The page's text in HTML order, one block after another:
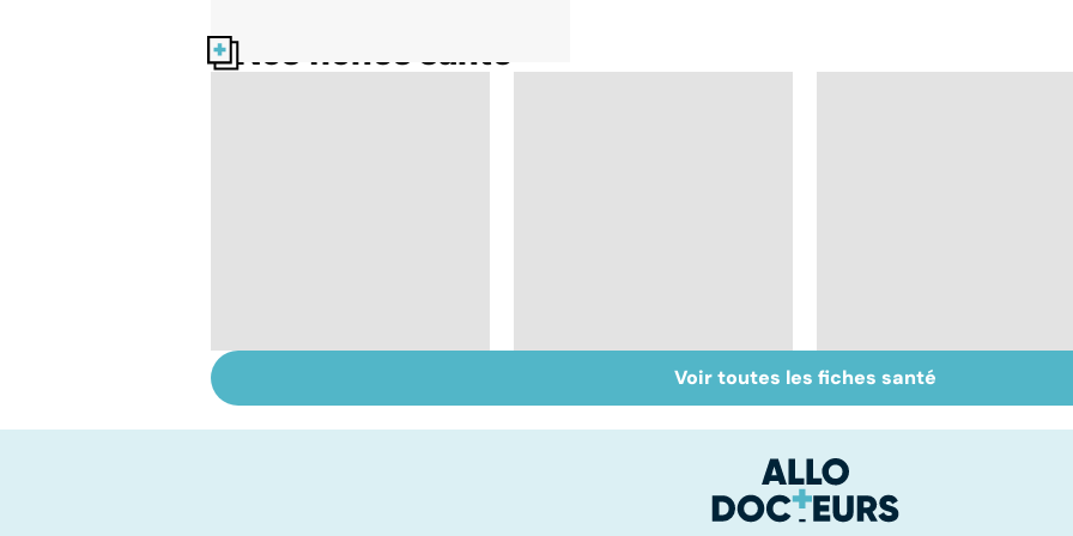
Nos fiches santé
infections
Inflammation des
amygdales : que faire
Suicide : prévenir le
passage à l'acte
Voir toutes les fiches santé